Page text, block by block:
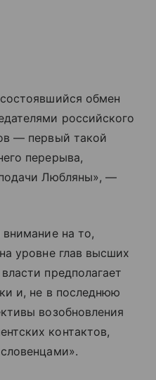
обмен
российского
— первый такой
перерыва,
Любляны», —
на то,
уровне глав высших
предполагает
и, не в последнюю
возобновления
контактов,